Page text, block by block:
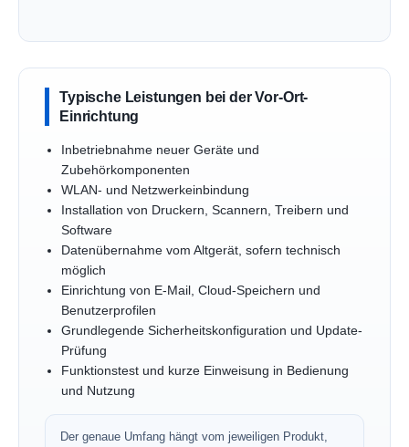
Typische Leistungen bei der Vor-Ort-
Einrichtung
Inbetriebnahme neuer Geräte und
Zubehörkomponenten
WLAN- und Netzwerkeinbindung
Installation von Druckern, Scannern, Treibern und
Software
Datenübernahme vom Altgerät, sofern technisch
möglich
Einrichtung von E-Mail, Cloud-Speichern und
Benutzerprofilen
Grundlegende Sicherheitskonfiguration und Update-
Prüfung
Funktionstest und kurze Einweisung in Bedienung
und Nutzung
Der genaue Umfang hängt vom jeweiligen Produkt,